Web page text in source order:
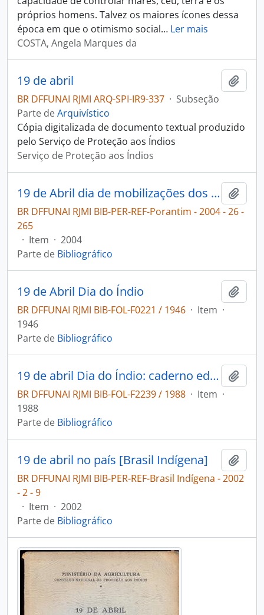
próprios homens. Talvez os maiores ícones dessa
época em que o otimismo social… Ler mais
COSTA, Angela Marques da
19 de abril
BR DFFUNAI RJMI ARQ-SPI-IR9-337 · Subseção
Parte deArquivístico
Cópia digitalizada de documento textual produzido
pelo Serviço de Proteção aos Índios
Serviço de Proteção aos Índios
19 de Abril dia de mobilizações dos povos indígenas em todo o país [Porantim]
BR DFFUNAI RJMI BIB-PER-REF-Porantim - 2004 - 26 -
265
· Item · 2004
Parte de Bibliográfico
19 de Abril Dia do Índio
BR DFFUNAI RJMI BIB-FOL-F0221 / 1946 · Item ·
1946
Parte de Bibliográfico
19 de abril Dia do Índio: caderno educativo sugestões de atividades.
BR DFFUNAI RJMI BIB-FOL-F2239 / 1988 · Item ·
1988
Parte de Bibliográfico
19 de abril no país [Brasil Indígena]
BR DFFUNAI RJMI BIB-PER-REF-Brasil Indígena - 2002
- 2 - 9
· Item · 2002
Parte de Bibliográfico